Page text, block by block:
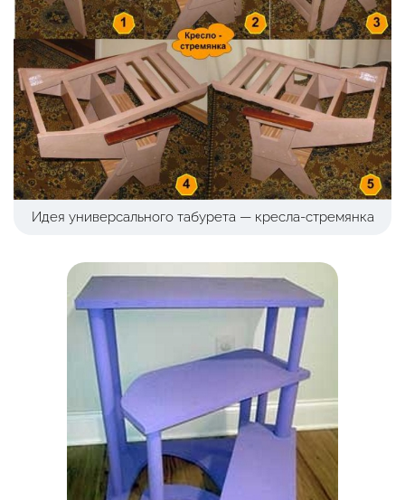
Идея универсального табурета — кресла-стремянка